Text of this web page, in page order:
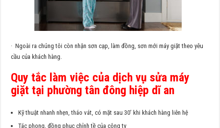
· Ngoài ra chúng tôi còn nhận sơn cạp, làm đồng, sơn mới máy giặt theo yêu
cầu của khách hàng.
Quy tắc làm việc của dịch vụ sửa máy
giặt tại phường tân đông hiệp dĩ an
Kỹ thuật nhanh nhẹn, tháo vát, có mặt sau 30’ khi khách hàng liên hệ
Tác phong, đồng phục chỉnh tề của công ty